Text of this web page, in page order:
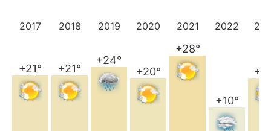
2017
+21°
2018
+21°
2019
+24°
2020
+20°
2021
+28°
2022
+10°